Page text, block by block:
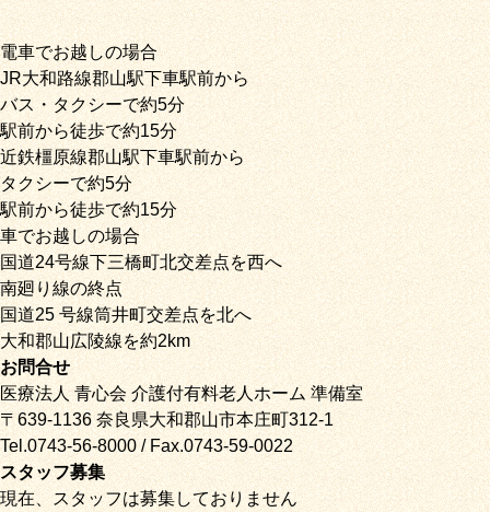
電車でお越しの場合
JR大和路線郡山駅下車駅前から
バス・タクシーで約5分
駅前から徒歩で約15分
近鉄橿原線郡山駅下車駅前から
タクシーで約5分
駅前から徒歩で約15分
車でお越しの場合
国道24号線下三橋町北交差点を西へ
南廻り線の終点
国道25 号線筒井町交差点を北へ
大和郡山広陵線を約2km
お問合せ
医療法人 青心会 介護付有料老人ホーム 準備室
〒639-1136 奈良県大和郡山市本庄町312-1
Tel.0743-56-8000 / Fax.0743-59-0022
スタッフ募集
現在、スタッフは募集しておりません